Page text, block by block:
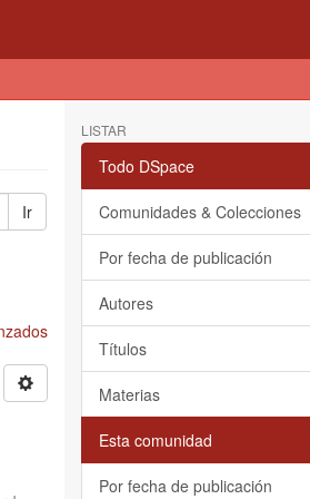
Ir
LISTAR
Todo DSpace
Comunidades & Colecciones
Por fecha de publicación
Autores
Títulos
Materias
Esta comunidad
Por fecha de publicación